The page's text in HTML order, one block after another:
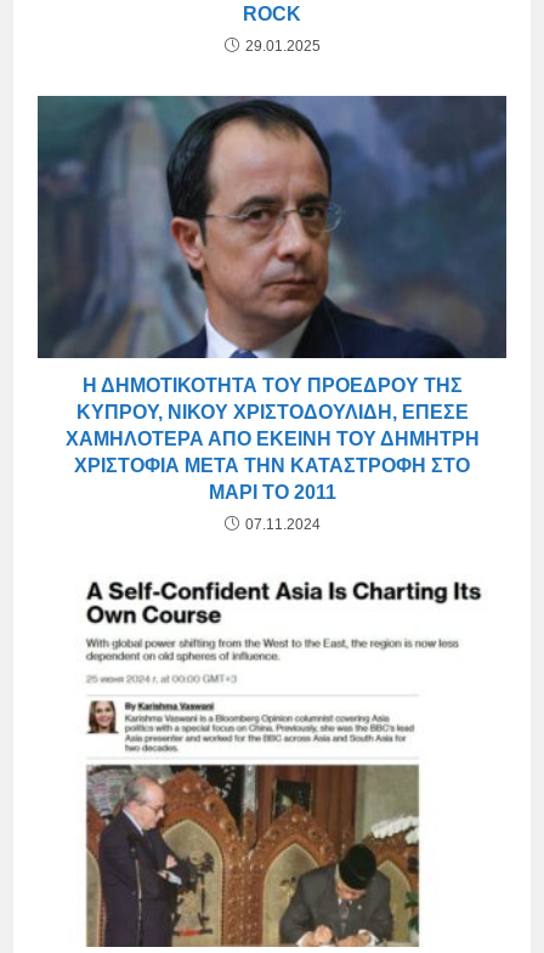
ROCK
29.01.2025
Η ΔΗΜΟΤΙΚΌΤΗΤΑ ΤΟΥ ΠΡΟΈΔΡΟΥ ΤΗΣ
ΚΎΠΡΟΥ, ΝΊΚΟΥ ΧΡΙΣΤΟΔΟΥΛΊΔΗ, ΈΠΕΣΕ
ΧΑΜΗΛΌΤΕΡΑ ΑΠΌ ΕΚΕΊΝΗ ΤΟΥ ΔΗΜΉΤΡΗ
ΧΡΙΣΤΌΦΙΑ ΜΕΤΆ ΤΗΝ ΚΑΤΑΣΤΡΟΦΉ ΣΤΟ
ΜΑΡΊ ΤΟ 2011
07.11.2024